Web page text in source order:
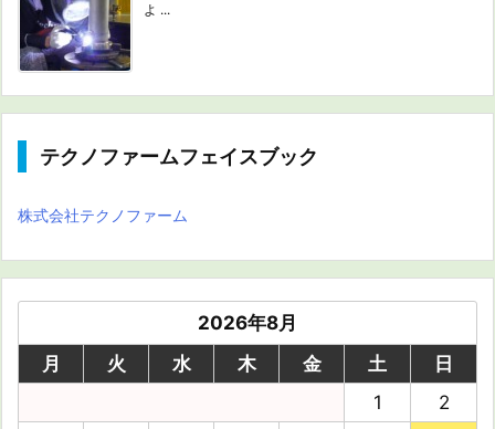
よ ...
テクノファームフェイスブック
株式会社テクノファーム
2026年8月
月
火 水 木 金 土
日
1
2